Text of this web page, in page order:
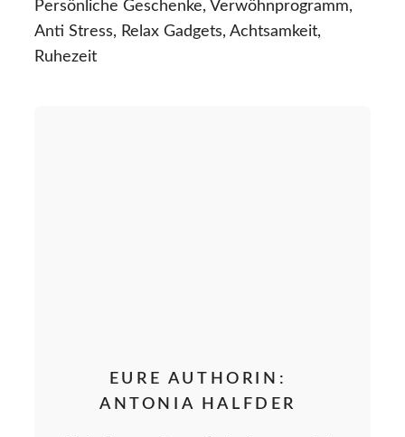
Persönliche Geschenke, Verwöhnprogramm,
Anti Stress, Relax Gadgets, Achtsamkeit,
Ruhezeit
EURE AUTHORIN:
ANTONIA HALFDER